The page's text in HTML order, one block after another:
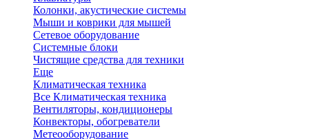
Колонки, акустические системы
Мыши и коврики для мышей
Сетевое оборудование
Системные блоки
Чистящие средства для техники
Еще
Климатическая техника
Все Климатическая техника
Вентиляторы, кондиционеры
Конвекторы, обогреватели
Метеооборудование